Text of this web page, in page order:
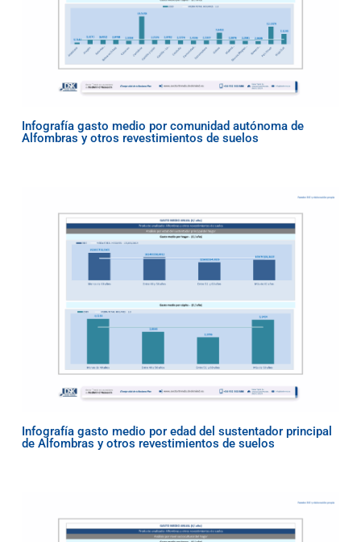
Infografía gasto medio por comunidad autónoma de
Alfombras y otros revestimientos de suelos
Infografía gasto medio por edad del sustentador principal
de Alfombras y otros revestimientos de suelos